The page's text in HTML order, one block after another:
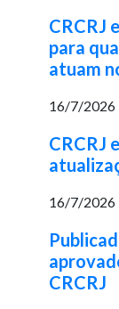
CRCRJ
para
atuam
16/7/2026
CRCRJ
16/7/2026
CRCRJ